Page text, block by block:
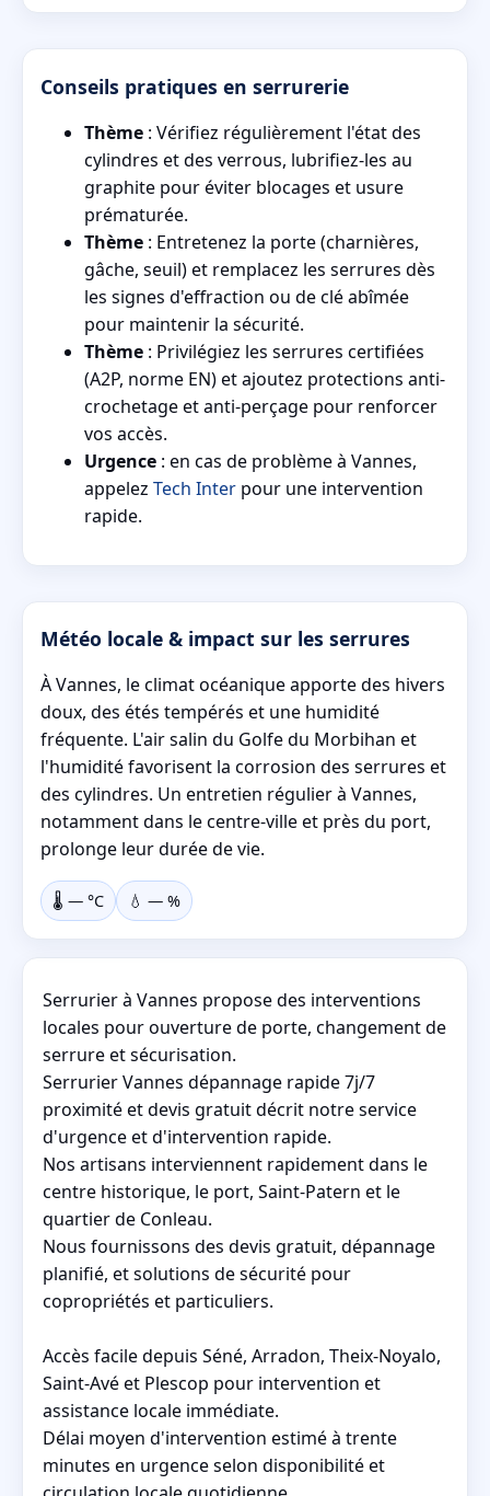
Conseils pratiques en serrurerie
Thème : Vérifiez régulièrement l'état des
cylindres et des verrous, lubrifiez-les au
graphite pour éviter blocages et usure
prématurée.
Thème : Entretenez la porte (charnières,
gâche, seuil) et remplacez les serrures dès
les signes d'effraction ou de clé abîmée
pour maintenir la sécurité.
Thème : Privilégiez les serrures certifiées
(A2P, norme EN) et ajoutez protections anti-
crochetage et anti-perçage pour renforcer
vos accès.
Urgence : en cas de problème à Vannes,
appelez Tech Inter pour une intervention
rapide.
Météo locale & impact sur les serrures
À Vannes, le climat océanique apporte des hivers
doux, des étés tempérés et une humidité
fréquente. L'air salin du Golfe du Morbihan et
l'humidité favorisent la corrosion des serrures et
des cylindres. Un entretien régulier à Vannes,
notamment dans le centre-ville et près du port,
prolonge leur durée de vie.
🌡️ — °C 💧 — %
Serrurier à Vannes propose des interventions
locales pour ouverture de porte, changement de
serrure et sécurisation.
Serrurier Vannes dépannage rapide 7j/7
proximité et devis gratuit décrit notre service
d'urgence et d'intervention rapide.
Nos artisans interviennent rapidement dans le
centre historique, le port, Saint-Patern et le
quartier de Conleau.
Nous fournissons des devis gratuit, dépannage
planifié, et solutions de sécurité pour
copropriétés et particuliers.
Accès facile depuis Séné, Arradon, Theix-Noyalo,
Saint-Avé et Plescop pour intervention et
assistance locale immédiate.
Délai moyen d'intervention estimé à trente
minutes en urgence selon disponibilité et